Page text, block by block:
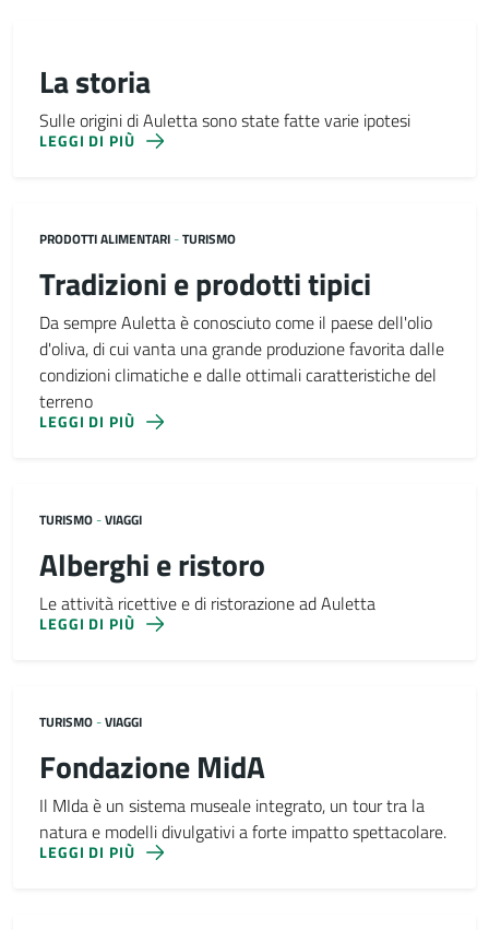
La storia
Sulle origini di Auletta sono state fatte varie ipotesi
LEGGI DI PIÙ
PRODOTTI ALIMENTARI -TURISMO
Tradizioni e prodotti tipici
Da sempre Auletta è conosciuto come il paese dell'olio
d'oliva, di cui vanta una grande produzione favorita dalle
condizioni climatiche e dalle ottimali caratteristiche del
terreno
LEGGI DI PIÙ
TURISMO -VIAGGI
Alberghi e ristoro
Le attività ricettive e di ristorazione ad Auletta
LEGGI DI PIÙ
TURISMO -VIAGGI
Fondazione MidA
Il MIda è un sistema museale integrato, un tour tra la
natura e modelli divulgativi a forte impatto spettacolare.
LEGGI DI PIÙ